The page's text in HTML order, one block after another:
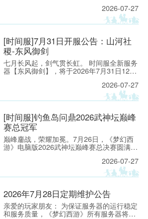
2026-07-27
[时间服]7月31日开服公告：山河社
稷-东风御剑
七月长风起，剑气贯长虹。 时间服全新服务
器【东风御剑】，将于2026年7月31日12：
2026-07-27
[时间服]钓鱼岛问鼎2026武神坛巅峰
赛总冠军
巅峰鏖战，荣耀加冕。7月26日，《梦幻西
游》电脑版2026武神坛巅峰赛总决赛圆满落
2026-07-27
2026年7月28日定期维护公告
亲爱的玩家朋友： 为保证服务器的运行稳定
和服务质量，《梦幻西游》所有服务器将于